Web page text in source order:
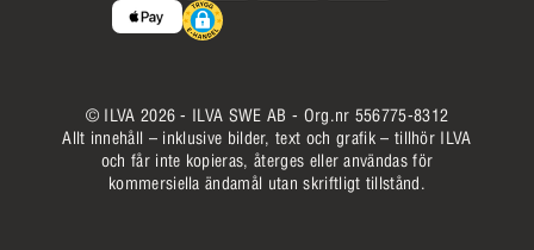
© ILVA 2026 - ILVA SWE AB - Org.nr 556775-8312
Allt innehåll – inklusive bilder, text och grafik – tillhör ILVA
och får inte kopieras, återges eller användas för
kommersiella ändamål utan skriftligt tillstånd.